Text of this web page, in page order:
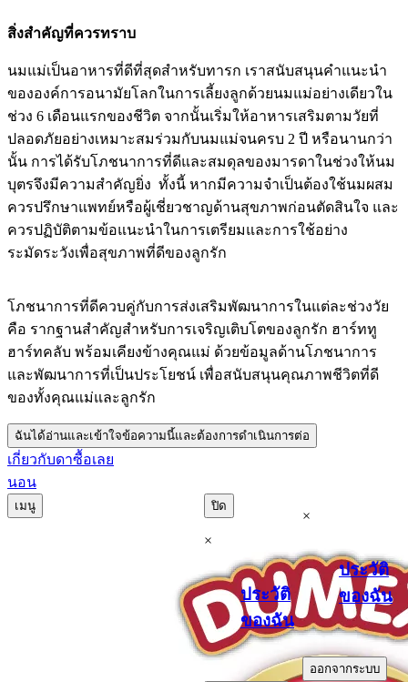
สิ่งสำคัญที่ควรทราบ
นมแม่เป็นอาหารที่ดีที่สุดสำหรับทารก เราสนับสนุนคำแนะนำ
ขององค์การอนามัยโลกในการเลี้ยงลูกด้วยนมแม่อย่างเดียวใน
ช่วง 6 เดือนแรกของชีวิต จากนั้นเริ่มให้อาหารเสริมตามวัยที่
ปลอดภัยอย่างเหมาะสมร่วมกับนมแม่จนครบ 2 ปี หรือนานกว่า
นั้น การได้รับโภชนาการที่ดีและสมดุลของมารดาในช่วงให้นม
บุตรจึงมีความสำคัญยิ่ง ทั้งนี้ หากมีความจำเป็นต้องใช้นมผสม
ควรปรึกษาแพทย์หรือผู้เชี่ยวชาญด้านสุขภาพก่อนตัดสินใจ และ
ควรปฏิบัติตามข้อแนะนำในการเตรียมและการใช้อย่าง
ระมัดระวังเพื่อสุขภาพที่ดีของลูกรัก
โภชนาการที่ดีควบคู่กับการส่งเสริมพัฒนาการในแต่ละช่วงวัย
คือ รากฐานสำคัญสำหรับการเจริญเติบโตของลูกรัก ฮาร์ททู
ฮาร์ทคลับ พร้อมเคียงข้างคุณแม่ ด้วยข้อมูลด้านโภชนาการ
และพัฒนาการที่เป็นประโยชน์ เพื่อสนับสนุนคุณภาพชีวิตที่ดี
ของทั้งคุณแม่และลูกรัก
ฉันได้อ่านและเข้าใจข้อความนี้และต้องการดำเนินการต่อ
เกี่ยวกับดา
นอน
ซื้อเลย
เมนู ปิด
×
ประวัติ
ของฉัน
.
×
ประวัติ
ของฉัน
.
ออกจากระบบ